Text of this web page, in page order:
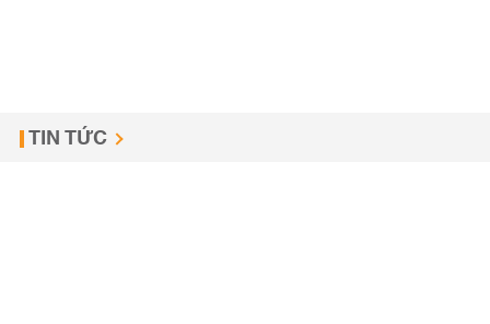
TIN TỨC